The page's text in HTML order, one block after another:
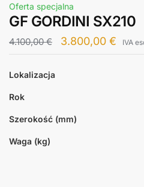
Oferta specjalna
GF GORDINI SX210
4.100,00€ 3.800,00 € IVA
Lokalizacja
Rok
Szerokość (mm)
Waga (kg)